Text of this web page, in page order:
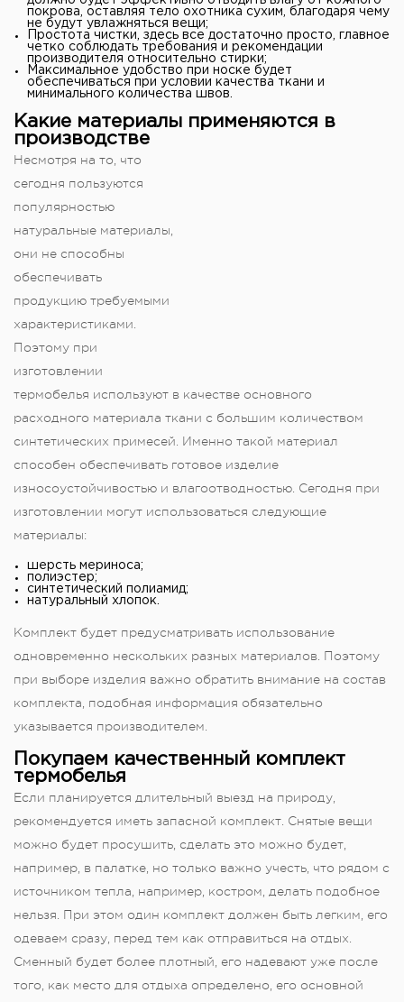
покрова, оставляя тело охотника сухим, благодаря чему
не будут увлажняться вещи;
Простота чистки, здесь все достаточно просто, главное
четко соблюдать требования и рекомендации
производителя относительно стирки;
Максимальное удобство при носке будет
обеспечиваться при условии качества ткани и
минимального количества швов.
Какие материалы применяются в
производстве
Несмотря на то, что
сегодня пользуются
популярностью
натуральные материалы,
они не способны
обеспечивать
продукцию требуемыми
характеристиками.
Поэтому при
изготовлении
термобелья используют в качестве основного
расходного материала ткани с большим количеством
синтетических примесей. Именно такой материал
способен обеспечивать готовое изделие
износоустойчивостью и влагоотводностью. Сегодня при
изготовлении могут использоваться следующие
материалы:
шерсть мериноса;
полиэстер;
синтетический полиамид;
натуральный хлопок.
Комплект будет предусматривать использование
одновременно нескольких разных материалов. Поэтому
при выборе изделия важно обратить внимание на состав
комплекта, подобная информация обязательно
указывается производителем.
Покупаем качественный комплект
термобелья
Если планируется длительный выезд на природу,
рекомендуется иметь запасной комплект. Снятые вещи
можно будет просушить, сделать это можно будет,
например, в палатке, но только важно учесть, что рядом с
источником тепла, например, костром, делать подобное
нельзя. При этом один комплект должен быть легким, его
одеваем сразу, перед тем как отправиться на отдых.
Сменный будет более плотный, его надевают уже после
того, как место для отдыха определено, его основной